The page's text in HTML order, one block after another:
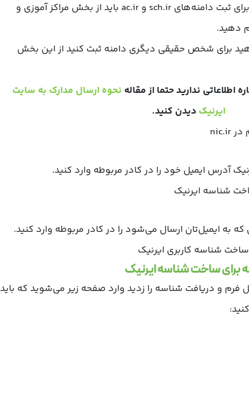
: برای ثبت دامنه‌های sch.ir و ac.ir باید از بخش مراکز آموزی و
دهید.
برای شخص حقیقی دیگری دامنه ثبت کنید از این بخش
اطلاعاتی ندارید حتما از مقاله نحوه ارسال مدارک به سایت
ایرنیک دیدن کنید.
آدرس ایمیل خود را در کادر مربوطه وارد کنید.
که به ایمیل‌تان ارسال می‌شود را در کادر مربوطه وارد کنید.
فرم و دریافت شناسه را زدید وارد صفحه زیر می‌شوید که باید